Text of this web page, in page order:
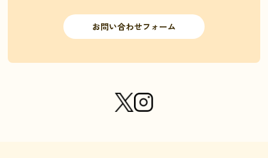
お問い合わせフォーム